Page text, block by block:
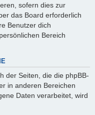
sofern dies zur
das Board erforderlich
Benutzer dich
Bereich
der Seiten, die die phpBB-
in anderen Bereichen
Daten verarbeitet, wird